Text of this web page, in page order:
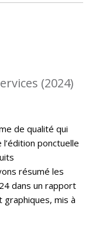
(2024)
de qualité qui
ponctuelle
résumé les
dans un rapport
mis à